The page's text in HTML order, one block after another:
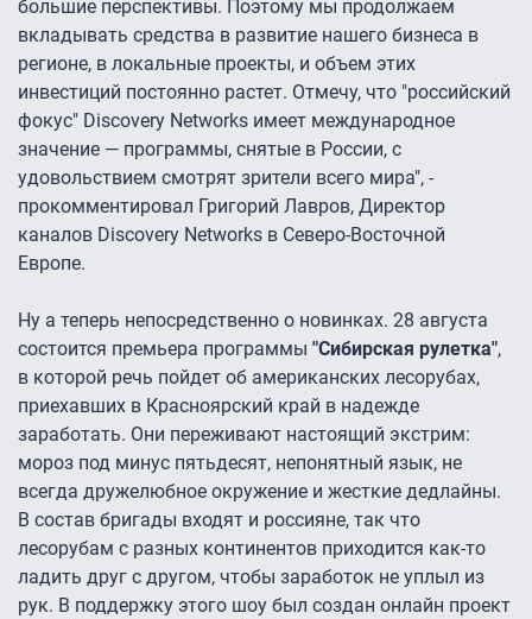
большие перспективы. Поэтому мы продолжаем
вкладывать средства в развитие нашего бизнеса в
регионе, в локальные проекты, и объем этих
инвестиций постоянно растет. Отмечу, что "российский
фокус" Discovery Networks имеет международное
значение — программы, снятые в России, с
удовольствием смотрят зрители всего мира", -
прокомментировал Григорий Лавров, Директор
каналов Discovery Networks в Северо-Восточной
Европе.
Ну а теперь непосредственно о новинках. 28 августа
состоится премьера программы "Сибирская рулетка",
в которой речь пойдет об американских лесорубах,
приехавших в Красноярский край в надежде
заработать. Они переживают настоящий экстрим:
мороз под минус пятьдесят, непонятный язык, не
всегда дружелюбное окружение и жесткие дедлайны.
В состав бригады входят и россияне, так что
лесорубам с разных континентов приходится как-то
ладить друг с другом, чтобы заработок не уплыл из
рук. В поддержку этого шоу был создан онлайн проект